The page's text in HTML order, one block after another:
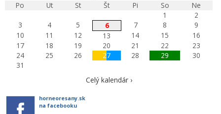
Po
Ut St Št Pi So
Ne
1
2
3
4 5 6 7 8
9
10
11 12 13 14 15
16
17
18 19 20 21 22
23
24
25 26 27 28 29
30
31
Celý kalendár ›
horneoresany.sk
na facebooku